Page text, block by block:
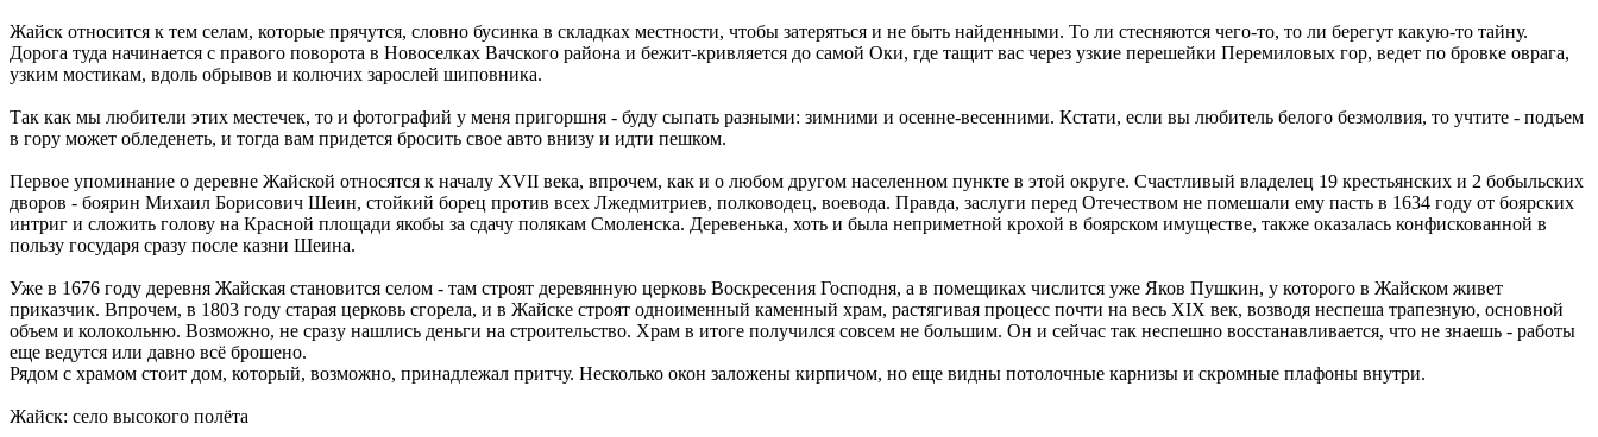
Жайск относится к тем селам, которые прячутся, словно бусинка в складках местности, чтобы затеряться и не быть найденными. То ли стесняются чего-то, то ли берегут какую-то тайну.
Дорога туда начинается с правого поворота в Новоселках Вачского района и бежит-кривляется до самой Оки, где тащит вас через узкие перешейки Перемиловых гор, ведет по бровке оврага,
узким мостикам, вдоль обрывов и колючих зарослей шиповника.
Так как мы любители этих местечек, то и фотографий у меня пригоршня - буду сыпать разными: зимними и осенне-весенними. Кстати, если вы любитель белого безмолвия, то учтите - подъем
в гору может обледенеть, и тогда вам придется бросить свое авто внизу и идти пешком.
Первое упоминание о деревне Жайской относятся к началу XVII века, впрочем, как и о любом другом населенном пункте в этой округе. Счастливый владелец 19 крестьянских и 2 бобыльских
дворов - боярин Михаил Борисович Шеин, стойкий борец против всех Лжедмитриев, полководец, воевода. Правда, заслуги перед Отечеством не помешали ему пасть в 1634 году от боярских
интриг и сложить голову на Красной площади якобы за сдачу полякам Смоленска. Деревенька, хоть и была неприметной крохой в боярском имуществе, также оказалась конфискованной в
пользу государя сразу после казни Шеина.
Уже в 1676 году деревня Жайская становится селом - там строят деревянную церковь Воскресения Господня, а в помещиках числится уже Яков Пушкин, у которого в Жайском живет
приказчик. Впрочем, в 1803 году старая церковь сгорела, и в Жайске строят одноименный каменный храм, растягивая процесс почти на весь XIX век, возводя неспеша трапезную, основной
объем и колокольню. Возможно, не сразу нашлись деньги на строительство. Храм в итоге получился совсем не большим. Он и сейчас так неспешно восстанавливается, что не знаешь - работы
еще ведутся или давно всё брошено.
Рядом с храмом стоит дом, который, возможно, принадлежал притчу. Несколько окон заложены кирпичом, но еще видны потолочные карнизы и скромные плафоны внутри.
Жайск: село высокого полёта